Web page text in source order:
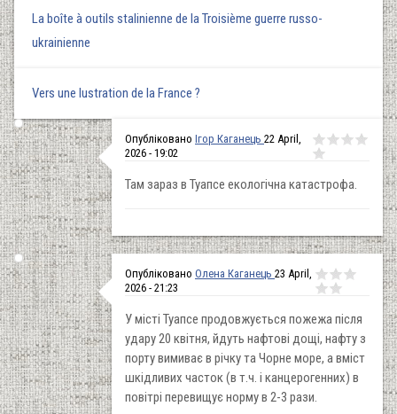
La boîte à outils stalinienne de la Troisième guerre russo-
ukrainienne
Vers une lustration de la France ?
Опубліковано Ігор Каганець 22 April,
2026 - 19:02
Там зараз в Туапсе екологічна катастрофа.
Опубліковано Олена Каганець 23 April,
2026 - 21:23
У місті Туапсе продовжується пожежа після
удару 20 квітня, йдуть нафтові дощі, нафту з
порту вимиває в річку та Чорне море, а вміст
шкідливих часток (в т.ч. і канцерогенних) в
повітрі перевищує норму в 2-3 рази.